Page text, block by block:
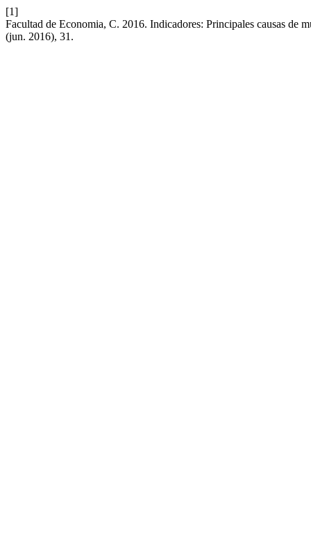
[1]
Facultad de Economia, C. 2016. Indicadores: Principales causas de
(jun. 2016), 31.